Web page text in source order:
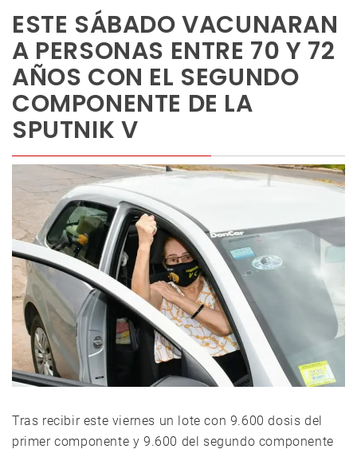
ESTE SÁBADO VACUNARAN
A PERSONAS ENTRE 70 Y 72
AÑOS CON EL SEGUNDO
COMPONENTE DE LA
SPUTNIK V
Tras recibir este viernes un lote con 9.600 dosis del
primer componente y 9.600 del segundo componente